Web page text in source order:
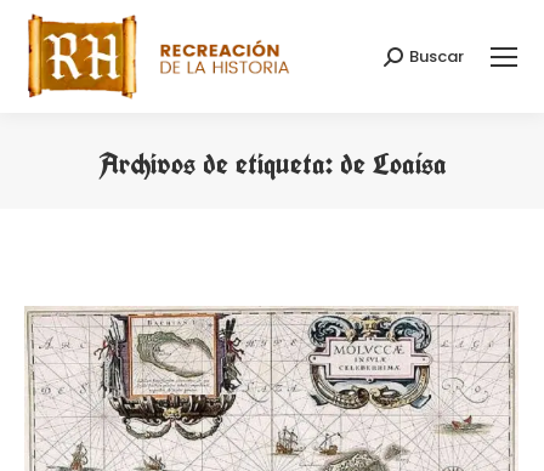
Buscar:
Buscar
Archivos de etiqueta: de Loaísa